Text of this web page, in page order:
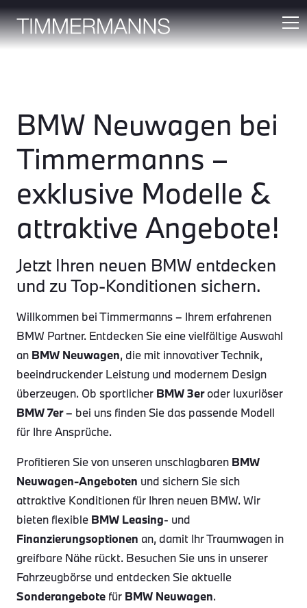
BMW Neuwagen bei
Timmermanns –
exklusive Modelle &
attraktive Angebote!
Jetzt Ihren neuen BMW entdecken
und zu Top-Konditionen sichern.
Willkommen bei Timmermanns – Ihrem erfahrenen
BMW Partner. Entdecken Sie eine vielfältige Auswahl
an BMW Neuwagen, die mit innovativer Technik,
beeindruckender Leistung und modernem Design
überzeugen. Ob sportlicher BMW 3eroder luxuriöser
BMW 7er– bei uns finden Sie das passende Modell
für Ihre Ansprüche.
Profitieren Sie von unseren unschlagbaren BMW
Neuwagen-Angeboten und sichern Sie sich
attraktive Konditionen für Ihren neuen BMW. Wir
bieten flexible BMW Leasing- und
Finanzierungsoptionen an, damit Ihr Traumwagen in
greifbare Nähe rückt. Besuchen Sie uns in unserer
Fahrzeugbörse und entdecken Sie aktuelle
Sonderangebote für BMW Neuwagen.